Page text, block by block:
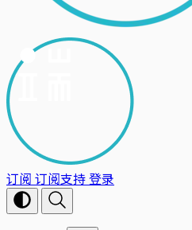
订阅 订阅支持登录